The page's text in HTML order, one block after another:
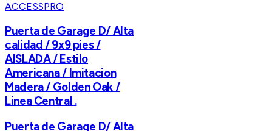
ACCESSPRO
Puerta de Garage D/ Alta
calidad / 9x9 pies /
AISLADA / Estilo
Americana / Imitacion
Madera / Golden Oak /
Linea Central .
Puerta de Garage D/ Alta